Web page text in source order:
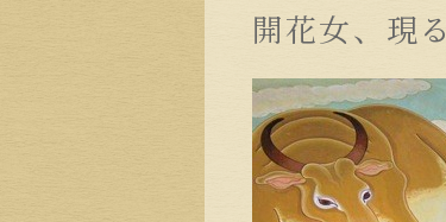
開花女、現る